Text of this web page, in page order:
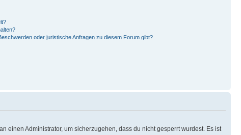
oder juristische Anfragen zu diesem Forum gibt?
einen Administrator, um sicherzugehen, dass du nicht gesperrt wurdest. Es ist